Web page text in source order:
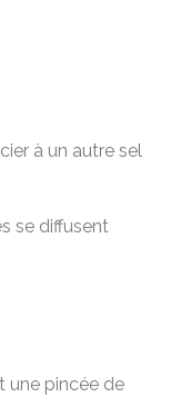
à un autre sel
se diffusent
une pincée de